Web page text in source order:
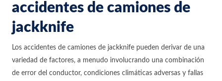
accidentes de camiones de
jackknife
Los accidentes de camiones de jackknife pueden derivar de una
variedad de factores, a menudo involucrando una combinación
de error del conductor, condiciones climáticas adversas y fallas